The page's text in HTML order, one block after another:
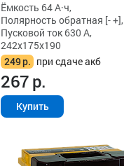
Ёмкость 64 А·ч,
Полярность обратная [- +],
Пусковой ток 630 А,
242x175x190
249р. при сдаче акб
267р.
Купить